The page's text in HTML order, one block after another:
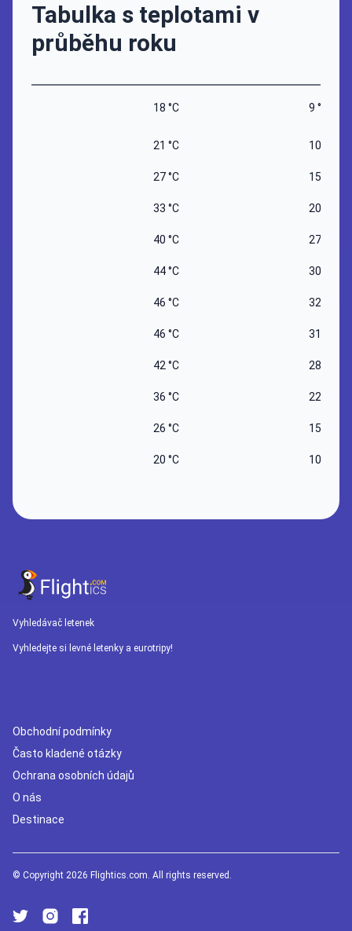
Tabulka s teplotami v
průběhu roku
18 °C 9 °C
21 °C 10 °C
27 °C 15 °C
33 °C 20 °C
40 °C 27 °C
44 °C 30 °C
46 °C 32 °C
46 °C 31 °C
42 °C 28 °C
36 °C 22 °C
26 °C 15 °C
20 °C 10 °C
Vyhledávač letenek
Vyhledejte si levné letenky a eurotripy!
Obchodní podmínky
Často kladené otázky
Ochrana osobních údajů
O nás
Destinace
© Copyright 2026 Flightics.com. All rights reserved.